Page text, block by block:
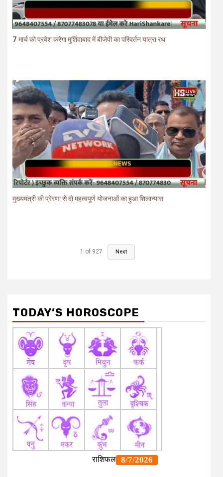
7 मार्च को प्रवेश करेगा मुर्शिदाबाद में बीजेपी का परिवर्तन यात्रा रथ
मुख्यमंत्री की प्रेरणा से दो महत्वपूर्ण योजनाओं का हुआ शिलान्यास
1 of 927 Next
TODAY’S HOROSCOPE